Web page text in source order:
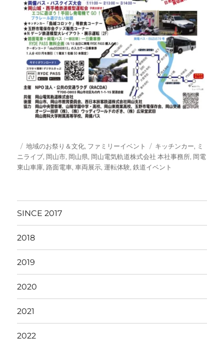
投
稿
日:
カ
テ
ゴ
地域のお祭り＆文化, ファミリーイベント
タ
グ
キッチンカー, ミ
ニライブ, 岡山市, 岡山県, 岡山電気軌道株式会社 本社事務所, 岡電
東山車庫, 路面電車,車両展示,運転体験,鉄道イベント
SINCE 2017
2018
2019
2020
2021
2022